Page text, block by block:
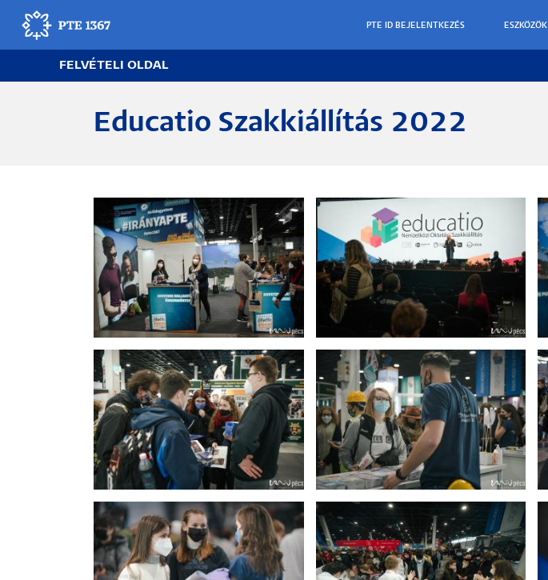
tartalomra
ESZKÖZÖK
Felvételi információk
Egyetemi élet
Kapcsolat
FELVÉTELI OLDAL
Educatio Szakkiállítás 2022